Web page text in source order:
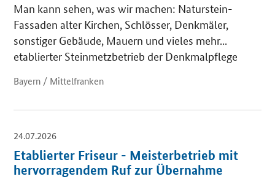
Man kann sehen, was wir machen: Naturstein-
Fassaden alter Kirchen, Schlösser, Denkmäler,
sonstiger Gebäude, Mauern und vieles mehr...
etablierter Steinmetzbetrieb der Denkmalpflege
Bayern / Mittelfranken
24.07.2026
Etablierter Friseur - Meisterbetrieb mit
hervorragendem Ruf zur Übernahme